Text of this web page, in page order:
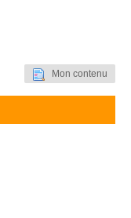
Mon contenu